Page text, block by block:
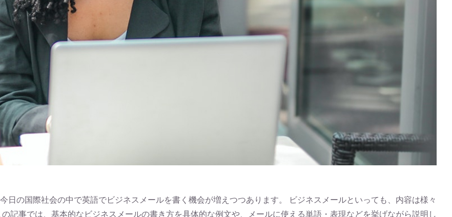
日の国際社会の中で英語でビジネスメールを書く機会が増えつつあります。 ビジネスメールといっても、内容は様々
記事では、基本的なビジネスメールの書き方を具体的な例文や、メールに使える単語・表現などを挙げながら説明し